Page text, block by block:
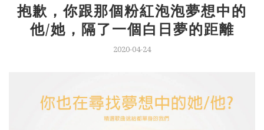
抱歉，你跟那個粉紅泡泡夢想中的
他/她，隔了一個白日夢的距離
2020-04-24